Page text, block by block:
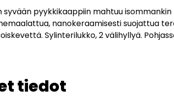
syvään pyykkikaappiin mahtuu
nanokeraamisesti suojattua
Sylinterilukko, 2 välihyllyä.
tiedot